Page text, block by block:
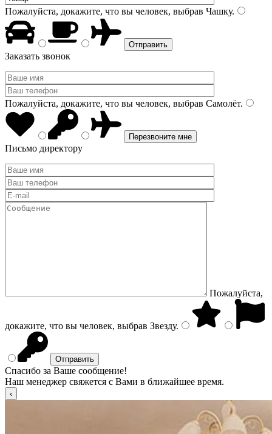
Пожалуйста, докажите, что вы человек, выбрав Чашку.
Заказать звонок
Пожалуйста, докажите, что вы человек, выбрав Самолёт.
Письмо директору
Пожалуйста,
докажите, что вы человек, выбрав Звезду.
Спасибо за Ваше сообщение!
Наш менеджер свяжется с Вами в ближайшее время.